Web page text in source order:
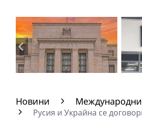
Новини Международни
Русия и Украйна се